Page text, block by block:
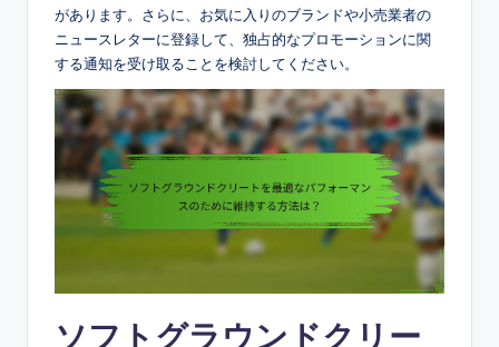
があります。さらに、お気に入りのブランドや小売業者の
ニュースレターに登録して、独占的なプロモーションに関
する通知を受け取ることを検討してください。
ソフトグラウンドクリー